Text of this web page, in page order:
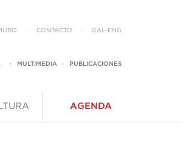
· CONTACTO · GAL- ENG
· MULTIMEDIA · PUBLICACIONES
AGENDA